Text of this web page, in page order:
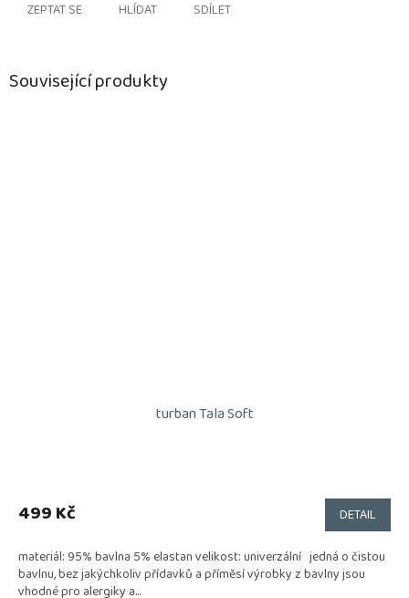
ZEPTAT SE HLÍDAT SDÍLET
Související produkty
turban Tala Soft
499 Kč DETAIL
materiál: 95% bavlna 5% elastan velikost: univerzální jedná o čistou
bavlnu, bez jakýchkoliv přídavků a příměsí výrobky z bavlny jsou
vhodné pro alergiky a...